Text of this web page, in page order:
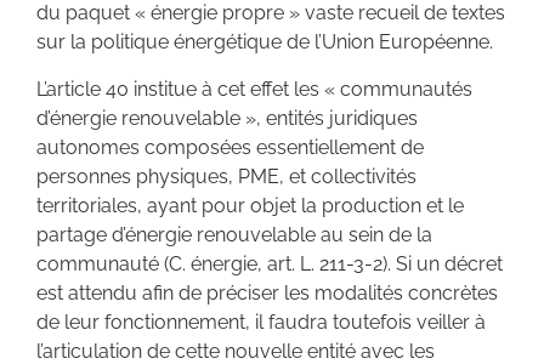
du paquet « énergie propre » vaste recueil de textes
sur la politique énergétique de l’Union Européenne.
L’article 40 institue à cet effet les « communautés
d’énergie renouvelable », entités juridiques
autonomes composées essentiellement de
personnes physiques, PME, et collectivités
territoriales, ayant pour objet la production et le
partage d’énergie renouvelable au sein de la
communauté (C. énergie, art. L. 211-3-2). Si un décret
est attendu afin de préciser les modalités concrètes
de leur fonctionnement, il faudra toutefois veiller à
l’articulation de cette nouvelle entité avec les